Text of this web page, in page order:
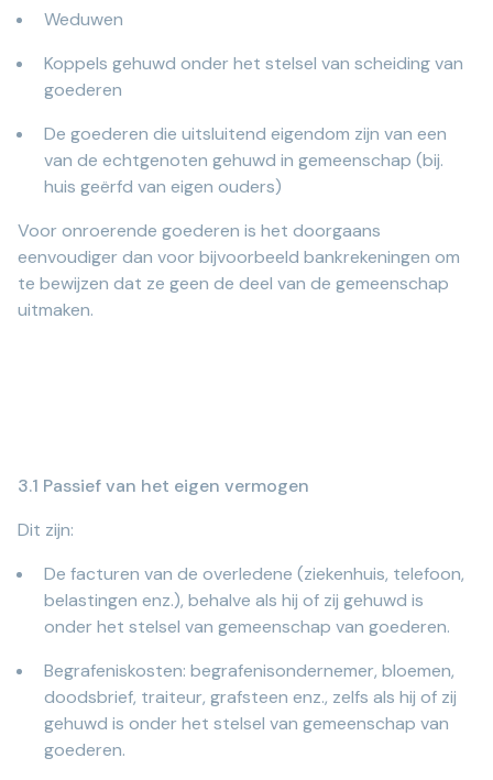
Weduwen
Koppels gehuwd onder het stelsel van scheiding van
goederen
De goederen die uitsluitend eigendom zijn van een
van de echtgenoten gehuwd in gemeenschap (bij.
huis geërfd van eigen ouders)
Voor onroerende goederen is het doorgaans
eenvoudiger dan voor bijvoorbeeld bankrekeningen om
te bewijzen dat ze geen de deel van de gemeenschap
uitmaken.
3.1 Passief van het eigen vermogen
Dit zijn:
De facturen van de overledene (ziekenhuis, telefoon,
belastingen enz.), behalve als hij of zij gehuwd is
onder het stelsel van gemeenschap van goederen.
Begrafeniskosten: begrafenisondernemer, bloemen,
doodsbrief, traiteur, grafsteen enz., zelfs als hij of zij
gehuwd is onder het stelsel van gemeenschap van
goederen.